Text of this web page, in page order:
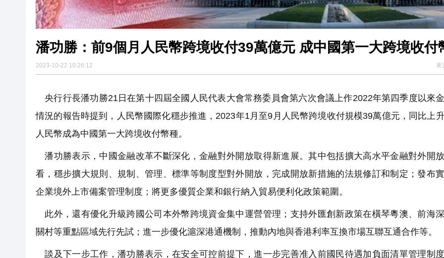
潘功勝：前9個月人民幣跨境收付39萬億元 成中國第一大跨境收付
2023-10-22 10:26:12 來
央行行長潘功勝21日在第十四屆全國人民代表大會常務委員會第六次會議上作2022年第四季度以來
情況的報告時提到，人民幣國際化穩步推進，2023年1月至9月人民幣跨境收付規模39萬億元，同比上
人民幣成為中國第一大跨境收付幣種。
潘功勝表示，中國金融改革不斷深化，金融對外開放取得新進展。其中包括擴大高水平金融對外開
看，穩步擴大規則、規制、管理、標準等制度型對外開放，完成開放新措施的法規修訂和制定；發布
企業境外上市備案管理制度；將更多優質企業和銀行納入貿易便利化政策範圍。
此外，還有優化升級跨國公司本外幣跨境資金集中運營管理；支持外匯創新政策在橫琴粵澳、前海
關村等重點區域先行先試；進一步優化滬深港通機制，推動內地與香港利率互換市場互聯互通合作等。
談及下一步工作，潘功勝表示，在安全可控前提下，進一步完善准入前國民待遇加負面清單管理制